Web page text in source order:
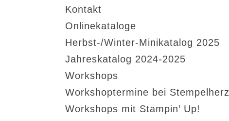
Kontakt
Onlinekataloge
Herbst-/Winter-Minikatalog 2025
Jahreskatalog 2024-2025
Workshops
Workshoptermine bei Stempelherz
Workshops mit Stampin’ Up!